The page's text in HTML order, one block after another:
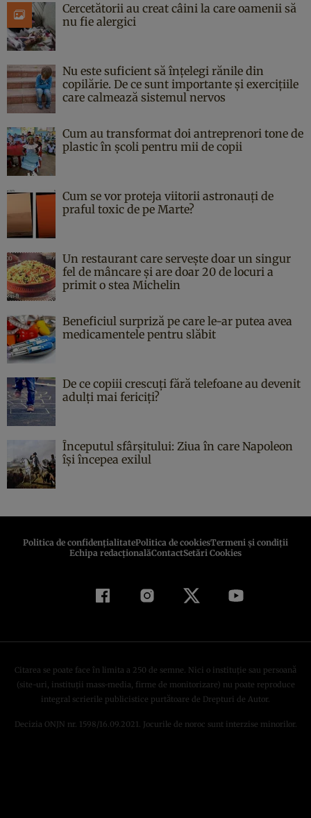
Cercetătorii au creat câini la care oamenii să
nu fie alergici
Nu este suficient să înțelegi rănile din
copilărie. De ce sunt importante și exercițiile
care calmează sistemul nervos
Cum au transformat doi antreprenori tone de
plastic în școli pentru mii de copii
Cum se vor proteja viitorii astronauți de
praful toxic de pe Marte?
Un restaurant care servește doar un singur
fel de mâncare și are doar 20 de locuri a
primit o stea Michelin
Beneficiul surpriză pe care le-ar putea avea
medicamentele pentru slăbit
De ce copiii crescuți fără telefoane au devenit
adulți mai fericiți?
Începutul sfârşitului: Ziua în care Napoleon
îşi începea exilul
Politica de confidenţialitatePolitica de cookiesTermeni şi condiţii
Echipa redacționalăContactSetări Cookies
Citarea se poate face în limita a 250 de semne. Nici o instituţie sau persoană
(site-uri, instituţii mass-media, firme de monitorizare) nu poate reproduce
integral scrierile publicistice purtătoare de Drepturi de Autor.
Decizia ONJN nr. 1598/16.09.2021. Jocurile de noroc sunt interzise minorilor.